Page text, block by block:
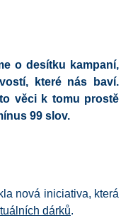
o desítku kampaní,
které nás baví.
věci k tomu prostě
99 slov.
nová iniciativa, která
dárků.